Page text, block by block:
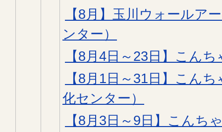
【8月】玉川ウォールア
ンター）
【8月4日～23日】こんち
【8月1日～31日】こん
化センター）
【8月3日～9日】こんち